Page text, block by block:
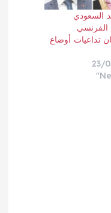
السعودي
الفرنسي
تداعيات أوضاع
23/